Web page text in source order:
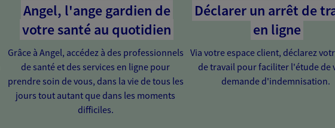
Angel, l'ange gardien de
votre santé au quotidien
Grâce à Angel, accédez à des professionnels
de santé et des services en ligne pour
prendre soin de vous, dans la vie de tous les
jours tout autant que dans les moments
difficiles.
Déclarer un arrêt de
en ligne
Via votre espace client, déclarez
de travail pour faciliter l'étude de
demande d'indemnisation.